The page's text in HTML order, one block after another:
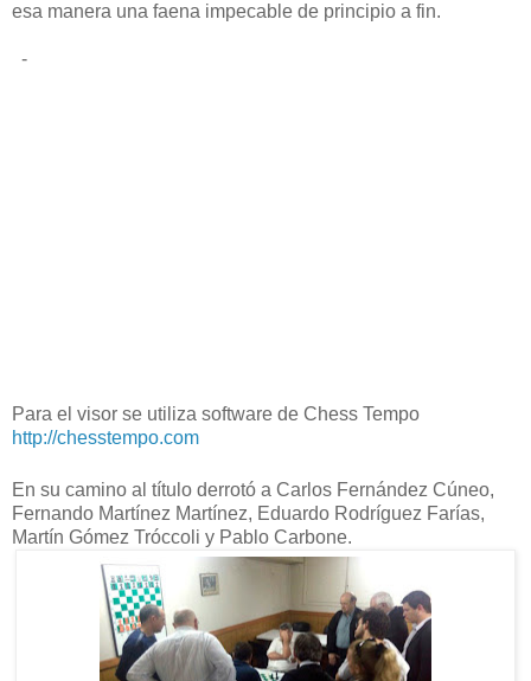
esa manera una faena impecable de principio a fin.
-
Para el visor se utiliza software de Chess Tempo
http://chesstempo.com
En su camino al título derrotó a Carlos Fernández Cúneo,
Fernando Martínez Martínez, Eduardo Rodríguez Farías,
Martín Gómez Tróccoli y Pablo Carbone.